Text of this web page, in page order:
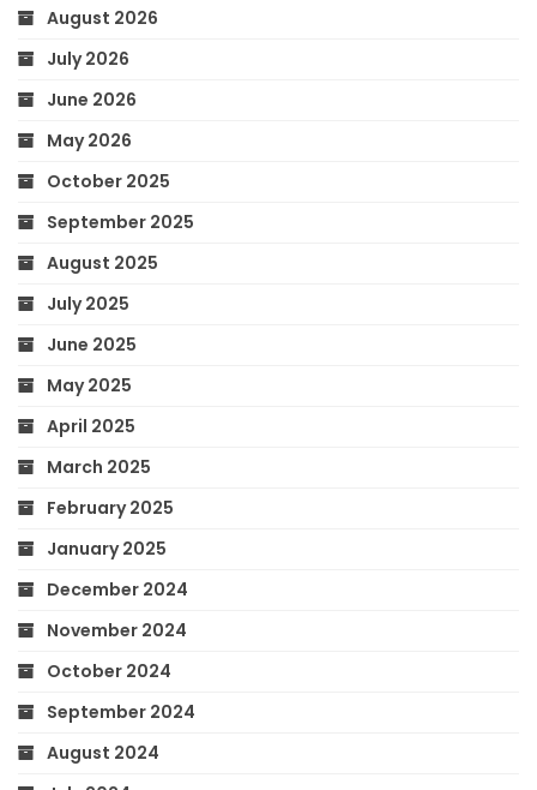
August 2026
July 2026
June 2026
May 2026
October 2025
September 2025
August 2025
July 2025
June 2025
May 2025
April 2025
March 2025
February 2025
January 2025
December 2024
November 2024
October 2024
September 2024
August 2024